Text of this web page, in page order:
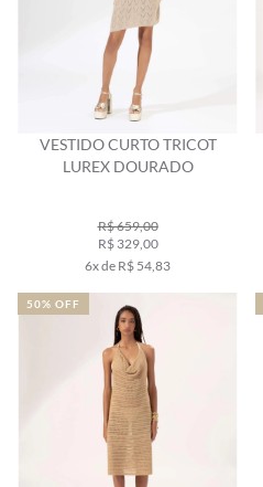
VESTIDO CURTO TRICOT
LUREX DOURADO
R$ 659,00
R$ 329,00
6x de R$ 54,83
50% OFF